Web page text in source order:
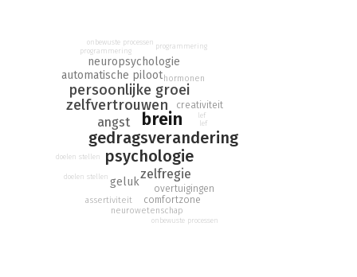
Psychologisch, biologisch en neurologisch. Ik leg je eerst uit
hoe je angsten en je automatische piloot er voor zorgen dat je
vooral doet wat je gisteren deed. In het tweede deel van dit
boek vertel ik je wat je kunt doen om ondanks je rare
mensenbrein toch vooruit te komen.
brein
gedragsverandering
psychologie
zelfvertrouwen
persoonlijke groei
zelfregie
angst
automatische piloot
geluk
neuropsychologie
overtuigingen
creativiteit
comfortzone
neurowetenschap
assertiviteit
hormonen
doelen stellen
programmering
lef
onbewuste processen
doelen stellen
programmering
lef
onbewuste processen